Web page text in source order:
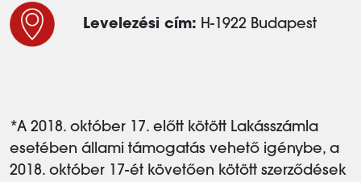
Levelezési cím: H-1922 Budapest
*A 2018. október 17. előtt kötött Lakásszámla
esetében állami támogatás vehető igénybe, a
2018. október 17-ét követően kötött szerződések